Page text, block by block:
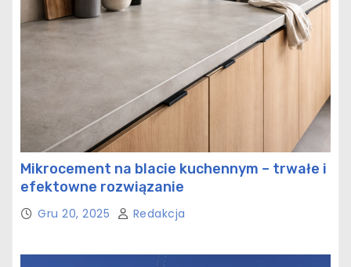
Mikrocement na blacie kuchennym – trwałe i
efektowne rozwiązanie
Gru 20, 2025 Redakcja